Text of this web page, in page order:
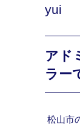
yui
アド
ラー
松山市